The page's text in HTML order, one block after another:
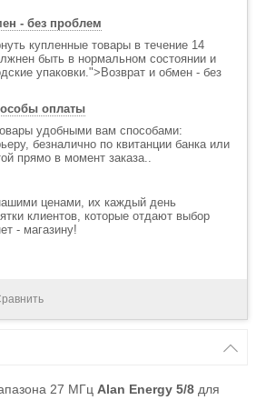
- без проблем
купленные товары в течение 14
быть в нормальном состоянии и
упаковки.">Возврат и обмен - без
оплаты
удобными вам способами:
безналично по квитанции банка или
прямо в момент заказа..
ценами, их каждый день
клиентов, которые отдают выбор
- магазину!
27 МГц Alan Energy 5/8 для